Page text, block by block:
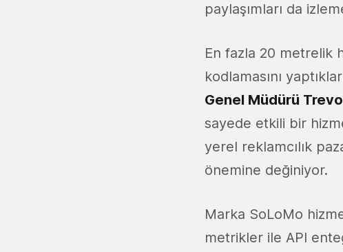
paylaşımları da
En fazla 20 metrelik
kodlamasını
Genel Müdürü
sayede etkili bir
yerel reklamcılık
önemine değiniyor.
Marka SoLoMo
metrikler ile API